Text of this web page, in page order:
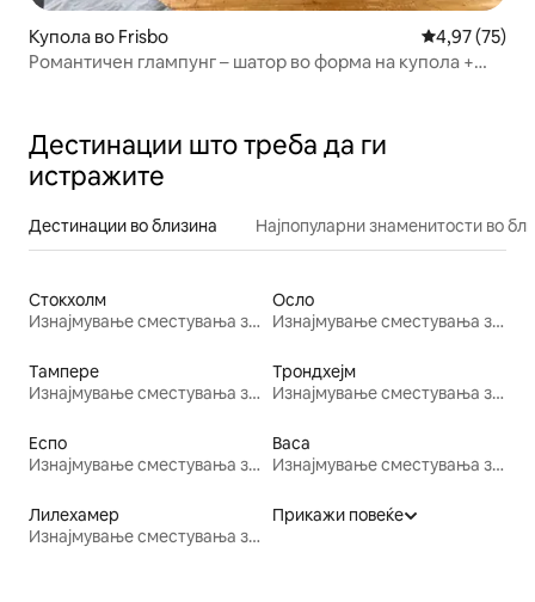
Купола во Frisbo Просечна
4,97 (75)
Романтичен глампунг – шатор во форма на купола +
Дестинации што треба да ги
истражите
Дестинации во близина Најпопуларни знаменитости во
Стокхолм
Изнајмување сместувања за одмор
Осло
Изнајмување сместувања за одмор
Тампере
Изнајмување сместувања за одмор
Трондхејм
Изнајмување сместувања за одмор
Еспо
Изнајмување сместувања за одмор
Васа
Изнајмување сместувања за одмор
Лилехамер
Изнајмување сместувања за одмор
Прикажи повеќе